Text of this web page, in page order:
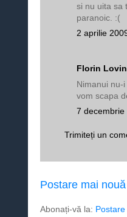
si nu uita sa
paranoic. :(
2 aprilie
Florin Lovin
Nimanui nu-
vom scapa
7 decembrie
Trimiteți un
Postare mai nouă
Abonați-vă la: